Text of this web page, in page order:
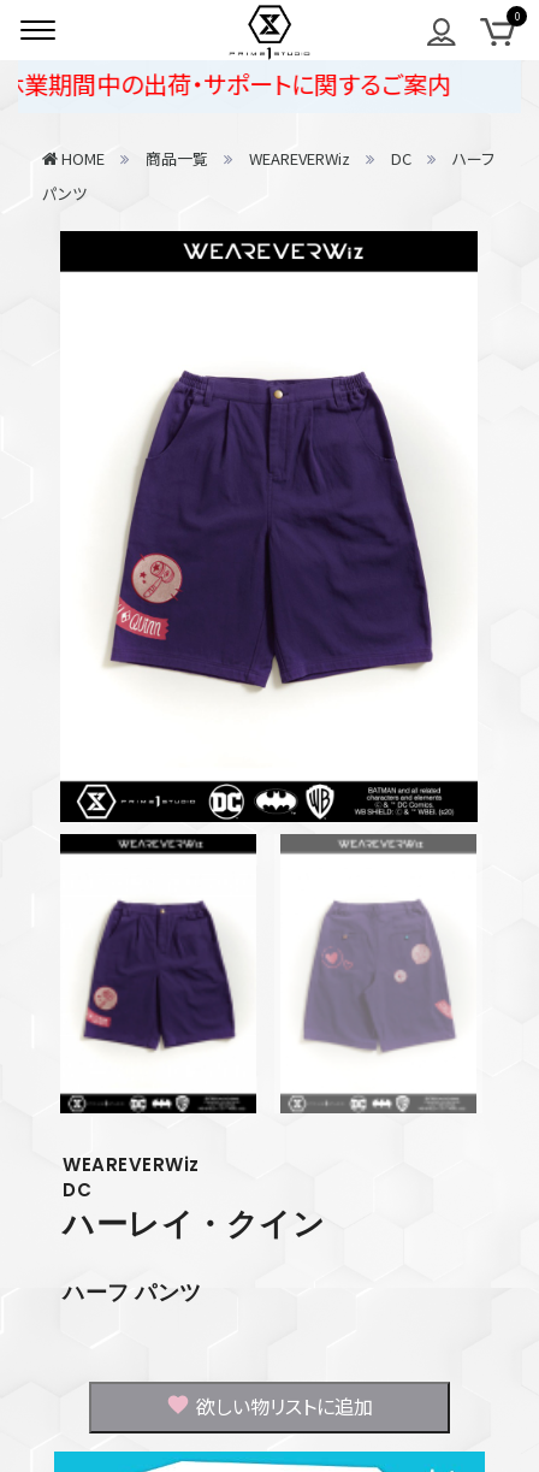
間中の出荷・サポートに関するご案内
HOME 商品一覧 WEAREVERWiz DC
ハーフ
パンツ
WEAREVERWiz
DC
ハーレイ・クイン
ハーフ パンツ
欲しい物リストに追加